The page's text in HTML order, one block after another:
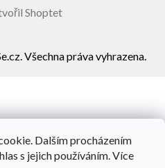
Dalším procházením
s jejich používáním. Více
Shoptet
. Všechna práva vyhrazena.